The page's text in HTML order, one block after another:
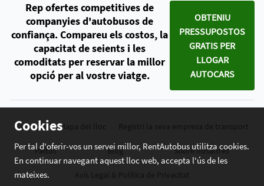
Cookies
Per tal d'oferir-vos un servei millor, RentAutobus utilitza cookies.
En continuar navegant aquest lloc web, accepta l'ús de les
mateixes.
Rep ofertes competitives de
companyies d'autobusos de
confiança. Compareu els costos, la
capacitat de seients i les
comoditats per reservar la millor
opció per al vostre viatge.
OBTENIU
PRESSUPOSTOS
GRATIS PER
LLOGAR
AUTOCARS
Contacte Mapa del lloc Registri la seva empresa de transport
Països Blog Sobre nosaltres
Avís Legal & Política de Privacitat